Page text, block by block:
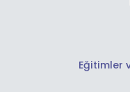
Eğitimler